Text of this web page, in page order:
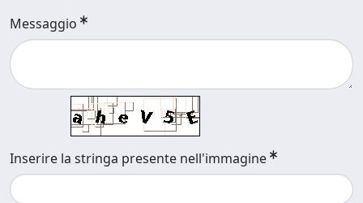
Messaggio
Inserire la stringa presente nell'immagine